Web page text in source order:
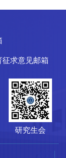
征求意见邮箱
研究生会